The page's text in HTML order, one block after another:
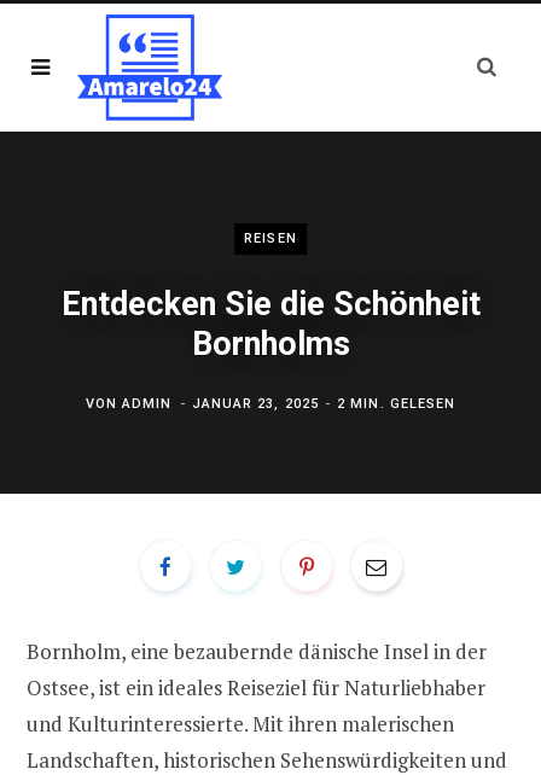
REISEN
Entdecken Sie die Schönheit
Bornholms
VONADMIN JANUAR 23, 2025 2 MIN. GELESEN
Bornholm, eine bezaubernde dänische Insel in der
Ostsee, ist ein ideales Reiseziel für Naturliebhaber
und Kulturinteressierte. Mit ihren malerischen
Landschaften, historischen Sehenswürdigkeiten und